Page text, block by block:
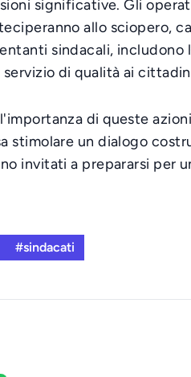
significative. Gli
allo sciopero,
sindacali,
di qualità ai
di queste
stimolare un dialogo
invitati a prepararsi per
#sindacati